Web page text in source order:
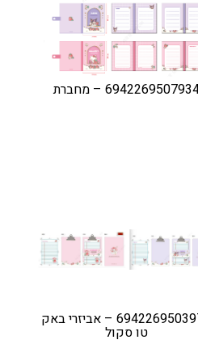
– מחברת
6942269503974 – אביזרי באק
טו סקול